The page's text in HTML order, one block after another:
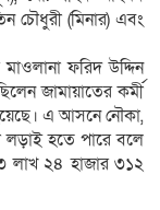
চৌধুরী (মিনার) এবং
ফরিদ উদ্দিন
জামায়াতের কর্মী
এ আসনে নৌকা,
লড়াই হতে পারে বলে
লাখ ২৪ হাজার ৩১২